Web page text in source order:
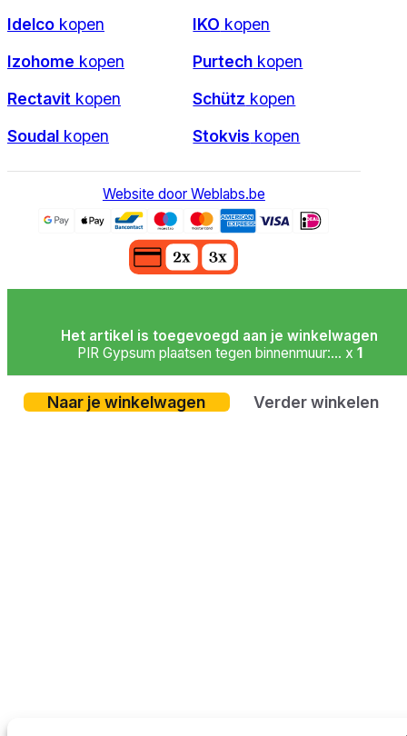
Idelco kopen IKO kopen
Izohome kopen Purtech kopen
Rectavit kopen Schütz kopen
Soudal kopen Stokvis kopen
Website door Weblabs.be
Het artikel is toegevoegd aan je winkelwagen
PIR Gypsum plaatsen tegen binnenmuur:... x 1
Naar je winkelwagen Verder winkelen